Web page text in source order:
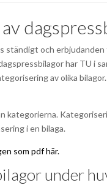
ständigt och
har TU i
av olika
kategorierna.
i en bilaga.
som pdf här.
under